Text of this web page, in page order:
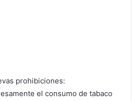
prohibiciones:
el consumo de tabaco